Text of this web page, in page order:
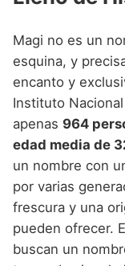
Magi no es un
esquina, y
encanto y
Instituto
apenas 964
edad media de
un nombre con
por varias
frescura y una
pueden ofrecer.
buscan un